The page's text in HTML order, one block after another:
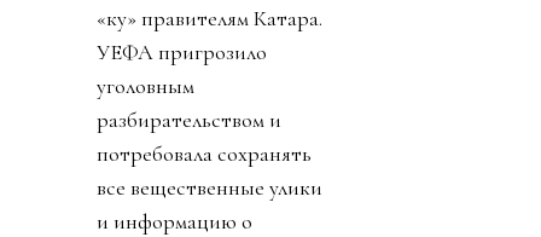
«ку» правителям Катара.
УЕФА пригрозило
уголовным
разбирательством и
потребовала сохранять
все вещественные улики
и информацию о